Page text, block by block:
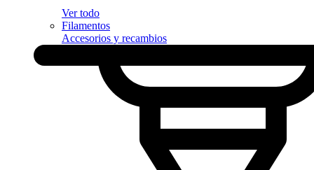
Ver todo
Filamentos
Accesorios y recambios